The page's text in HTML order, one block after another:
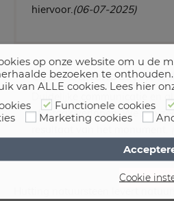
hiervoor. (06-07-2025)
C., uit Buitenpost
Duidelijke communicatie en
afspraak verlopen. We zijn
op onze website om u de
bezoeken te
van ALLE cookies. Lees hier
Functionele cookies
Marketing cookies
Cookie